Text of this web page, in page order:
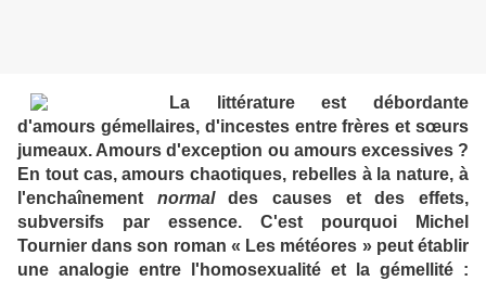
La littérature est débordante
d'amours gémellaires, d'incestes entre frères et sœurs
jumeaux. Amours d'exception ou amours excessives ?
En tout cas, amours chaotiques, rebelles à la nature, à
l'enchaînement normaldes causes et des effets,
subversifs par essence. C'est pourquoi Michel
Tournier dans son roman « Les météores » peut établir
une analogie entre l'homosexualité et la gémellité :